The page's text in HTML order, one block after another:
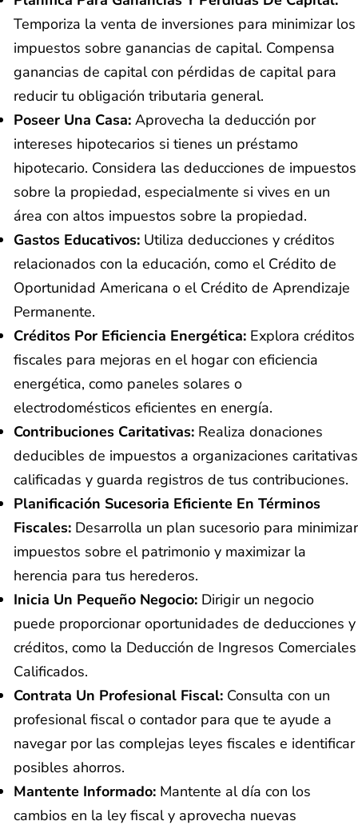
Temporiza la venta de inversiones para minimizar los
impuestos sobre ganancias de capital. Compensa
ganancias de capital con pérdidas de capital para
reducir tu obligación tributaria general.
Poseer Una Casa: Aprovecha la deducción por
intereses hipotecarios si tienes un préstamo
hipotecario. Considera las deducciones de impuestos
sobre la propiedad, especialmente si vives en un
área con altos impuestos sobre la propiedad.
Gastos Educativos: Utiliza deducciones y créditos
relacionados con la educación, como el Crédito de
Oportunidad Americana o el Crédito de Aprendizaje
Permanente.
Créditos Por Eficiencia Energética: Explora créditos
fiscales para mejoras en el hogar con eficiencia
energética, como paneles solares o
electrodomésticos eficientes en energía.
Contribuciones Caritativas: Realiza donaciones
deducibles de impuestos a organizaciones caritativas
calificadas y guarda registros de tus contribuciones.
Planificación Sucesoria Eficiente En Términos
Fiscales: Desarrolla un plan sucesorio para minimizar
impuestos sobre el patrimonio y maximizar la
herencia para tus herederos.
Inicia Un Pequeño Negocio: Dirigir un negocio
puede proporcionar oportunidades de deducciones y
créditos, como la Deducción de Ingresos Comerciales
Calificados.
Contrata Un Profesional Fiscal: Consulta con un
profesional fiscal o contador para que te ayude a
navegar por las complejas leyes fiscales e identificar
posibles ahorros.
Mantente Informado: Mantente al día con los
cambios en la ley fiscal y aprovecha nuevas